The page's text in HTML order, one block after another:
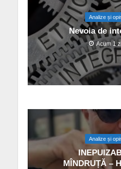
Analize și
Nevoia de
Acum 1 zi
Analize și
MÎNDRUȚĂ –